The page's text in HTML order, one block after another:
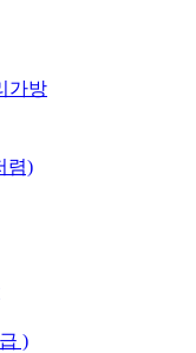
가방
렴)
)